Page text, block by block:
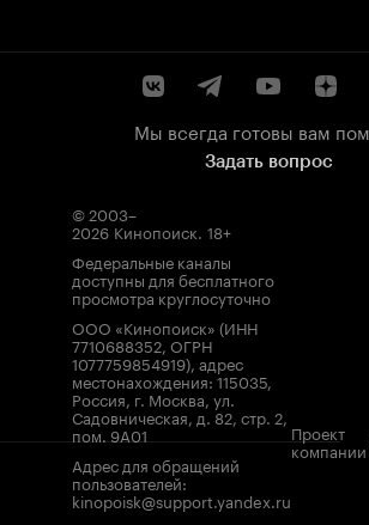
Мы всегда готовы вам
Задать вопрос
© 2003–
2026 Кинопоиск. 18+
Федеральные каналы
доступны для бесплатного
просмотра круглосуточно
ООО «Кинопоиск» (ИНН
7710688352, ОГРН
1077759854919), адрес
местонахождения: 115035,
Россия, г. Москва, ул.
Садовническая, д. 82, стр. 2,
пом. 9А01
Адрес для обращений
пользователей:
kinopoisk@support.yandex.ru
Проект
компании